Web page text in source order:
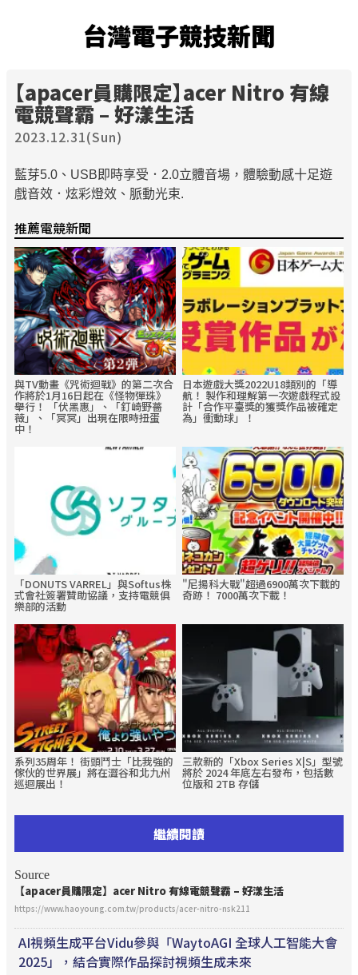
台灣電子競技新聞
【apacer員購限定】acer Nitro 有線
電競聲霸 – 好漾生活
2023.12.31(Sun)
藍芽5.0、USB即時享受．2.0立體音場，體驗動感十足遊
戲音效．炫彩燈效、脈動光束.
推薦電競新聞
與TV動畫《咒術迴戰》的第二次合
作將於1月16日起在《怪物彈珠》
舉行！ 「伏黑惠」、「釘崎野薔
薇」、「冥冥」出現在限時扭蛋
中！
日本遊戲大獎2022U18類別的「導
航！ 製作和理解第一次遊戲程式設
計「合作平臺獎的獲獎作品被確定
為」衝動球」！
「DONUTS VARREL」與Softus株
式會社簽署贊助協議，支持電競俱
樂部的活動
"尼揚科大戰"超過6900萬次下載的
奇跡！ 7000萬次下載！
系列35周年！ 街頭鬥士「比我強的
傢伙的世界展」將在澀谷和北九州
巡迴展出！
三款新的「Xbox Series X|S」型號
將於 2024 年底左右發布，包括數
位版和 2TB 存儲
繼續閱讀
Source
【apacer員購限定】acer Nitro 有線電競聲霸 – 好漾生活
https://www.haoyoung.com.tw/products/acer-nitro-nsk211
AI視頻生成平台Vidu參與「WaytoAGI 全球人工智能大會
2025」，結合實際作品探討視頻生成未來